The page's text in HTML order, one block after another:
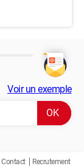
Voir un exemple
Contact Recrutement